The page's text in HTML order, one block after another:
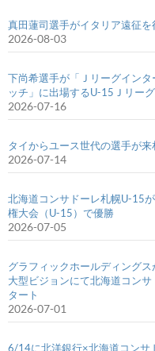
真田蓮司選手がイタリア遠征
2026-08-03
下尚希選手が「Ｊリーグイン
ッチ」に出場するU-15Ｊリー
2026-07-16
タイからユース世代の選手が
2026-07-14
北海道コンサドーレ札幌U-15
権大会（U-15）で優勝
2026-07-05
グラフィックホールディング
大型ビジョンにて北海道コン
タート
2026-07-01
6/14に北洋銀行×北海道コンサ